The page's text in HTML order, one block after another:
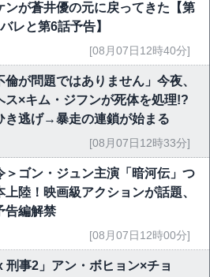
ンが蒼井優の元に戻ってきた【第
レと第6話予告】
[08月07日12時40分]
倫が問題ではありません」今夜、
ス×キム・ジフンが死体を処理!?
逃げ→暴走の連鎖が始まる
[08月07日12時33分]
＞ゴン・ジュン主演「暗河伝」つ
上陸！映画級アクションが話題、
告編解禁
[08月07日12時00分]
刑事2」アン・ボヒョン×チョ